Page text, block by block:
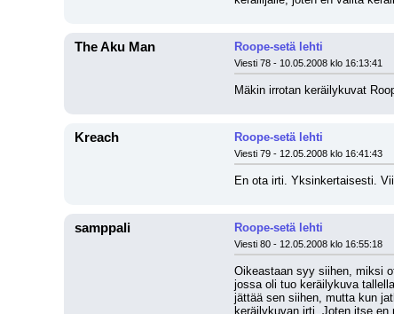
The Aku Man Roope-setä lehti
Viesti 78 - 10.05.2008 klo 16:13:41
Mäkin irrotan keräilykuvat
Kreach Roope-setä lehti
Viesti 79 - 12.05.2008 klo 16:41:43
En ota irti. Yksinkertaisesti.
samppali Roope-setä lehti
Viesti 80 - 12.05.2008 klo 16:55:18
Oikeastaan syy siihen, miksi
jossa oli tuo keräilykuva
jättää sen siihen, mutta kun
keräilykuvan irti. Joten itse